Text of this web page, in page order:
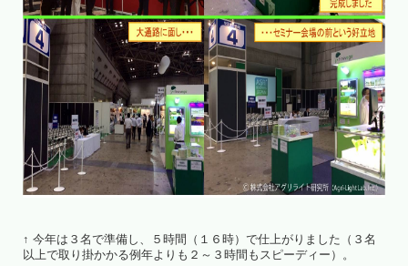
↑ 今年は３名で準備し、５時間（１６時）で仕上がりました（３名
以上で取り掛かかる例年よりも２～３時間もスピーディー）。